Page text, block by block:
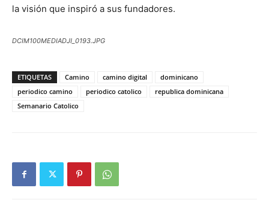
la visión que inspiró a sus fundadores.
DCIM100MEDIADJI_0193.JPG
ETIQUETAS Camino camino digital
dominicano
periodico camino
periodico catolico
republica dominicana
Semanario Catolico